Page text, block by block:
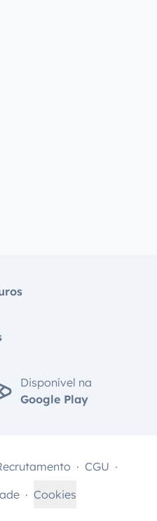
Disponível na
Google Play
CGU
Cookies